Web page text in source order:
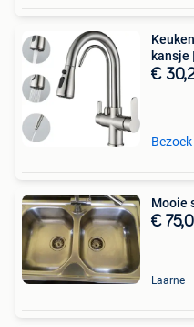
kansje
€
Mooie
€
Laarne